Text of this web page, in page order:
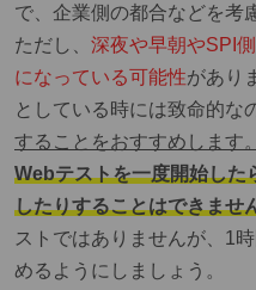
で、企業側の都合などを考
ただし、 深夜や早朝やSPI
になっている可能性があり
としている時には致命的な
することをおすすめします。
Webテストを一度開始した
したりすることはできませ
ストではありませんが、1
めるようにしましょう。